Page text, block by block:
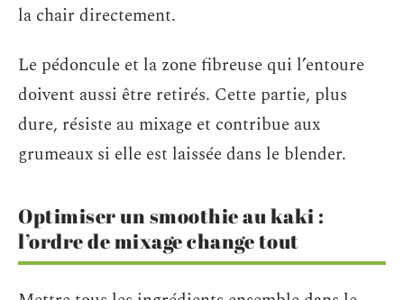
la chair directement.
Le pédoncule et la zone fibreuse qui l’entoure
doivent aussi être retirés. Cette partie, plus
dure, résiste au mixage et contribue aux
grumeaux si elle est laissée dans le blender.
Optimiser un smoothie au kaki :
l’ordre de mixage change tout